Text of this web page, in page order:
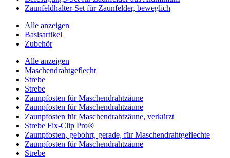
Zaunfeldhalter-Set für Zaunfelder, beweglich
Alle anzeigen
Basisartikel
Zubehör
Alle anzeigen
Maschendrahtgeflecht
Strebe
Strebe
Zaunpfosten für Maschendrahtzäune
Zaunpfosten für Maschendrahtzäune
Zaunpfosten für Maschendrahtzäune, verkürzt
Strebe Fix-Clip Pro®
Zaunpfosten, gebohrt, gerade, für Maschendrahtgeflechte
Zaunpfosten für Maschendrahtzäune
Strebe